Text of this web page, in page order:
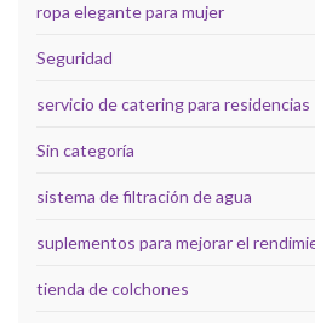
ropa elegante para mujer
Seguridad
servicio de catering para residencias
Sin categoría
sistema de filtración de agua
suplementos para mejorar el
tienda de colchones